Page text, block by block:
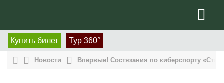
Купить билет Тур 360°
Новости Впервые! Состязания по киберспорту